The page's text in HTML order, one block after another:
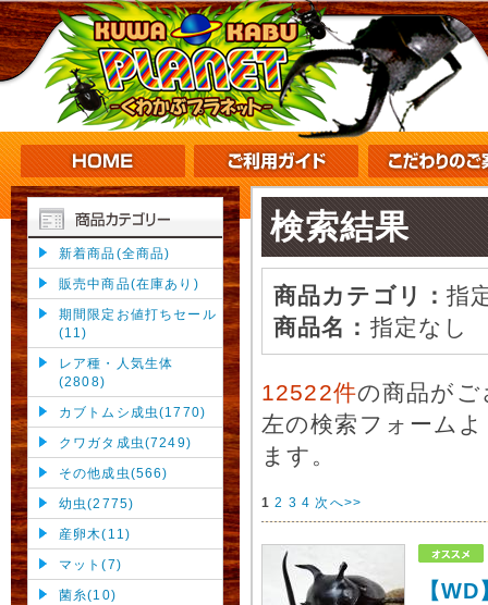
新着商品(全商品)
販売中商品(在庫あり)
期間限定お値打ちセール
(11)
レア種・人気生体
(2808)
カブトムシ成虫(1770)
クワガタ成虫(7249)
その他成虫(566)
幼虫(2775)
産卵木(11)
マット(7)
菌糸(10)
検索結果
商品カテゴリ：指
商品名： 指定なし
12522件の商品が
左の検索フォーム
ます。
1 2 3 4 次へ>>
【